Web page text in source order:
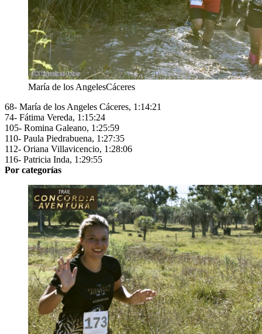
María de los AngelesCáceres
68- María de los Angeles Cáceres, 1:14:21
74- Fátima Vereda, 1:15:24
105- Romina Galeano, 1:25:59
110- Paula Piedrabuena, 1:27:35
112- Oriana Villavicencio, 1:28:06
116- Patricia Inda, 1:29:55
Por categorías